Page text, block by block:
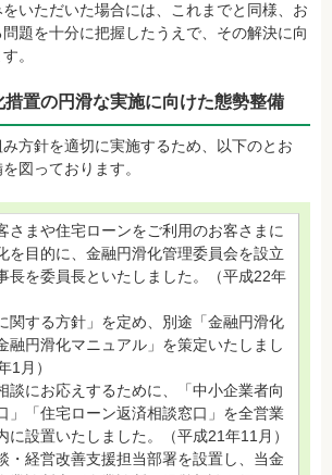
いただいた場合には、これまでと同様、お
題を十分に把握したうえで、その解決に向
。
措置の円滑な実施に向けた態勢整備
方針を適切に実施するため、以下のとお
図っております。
さまや住宅ローンをご利用のお客さまに
を目的に、金融円滑化管理委員会を設立
長を委員長といたしました。（平成22年
関する方針」を定め、別途「金融円滑化
融円滑化マニュアル」を策定いたしまし
1月）
談にお応えするために、「中小企業者向
」「住宅ローン返済相談窓口」を全営業
に設置いたしました。（平成21年11月）
・経営改善支援担当部署を設置し、当金